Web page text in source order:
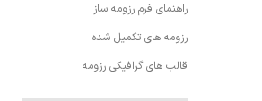
راهنمای فرم رزومه ساز
رزومه های تکمیل شده
قالب های گرافیکی رزومه